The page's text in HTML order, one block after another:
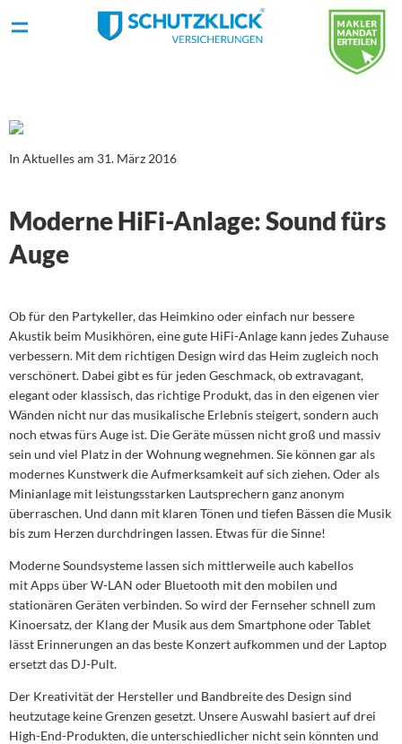
In Aktuelles am 31. März 2016
Moderne HiFi-Anlage: Sound fürs
Auge
Ob für den Partykeller, das Heimkino oder einfach nur bessere
Akustik beim Musikhören, eine gute HiFi-Anlage kann jedes Zuhause
verbessern. Mit dem richtigen Design wird das Heim zugleich noch
verschönert. Dabei gibt es für jeden Geschmack, ob extravagant,
elegant oder klassisch, das richtige Produkt, das in den eigenen vier
Wänden nicht nur das musikalische Erlebnis steigert, sondern auch
noch etwas fürs Auge ist. Die Geräte müssen nicht groß und massiv
sein und viel Platz in der Wohnung wegnehmen. Sie können gar als
modernes Kunstwerk die Aufmerksamkeit auf sich ziehen. Oder als
Minianlage mit leistungsstarken Lautsprechern ganz anonym
überraschen. Und dann mit klaren Tönen und tiefen Bässen die Musik
bis zum Herzen durchdringen lassen. Etwas für die Sinne!
Moderne Soundsysteme lassen sich mittlerweile auch kabellos
mit Apps über W-LAN oder Bluetooth mit den mobilen und
stationären Geräten verbinden. So wird der Fernseher schnell zum
Kinoersatz, der Klang der Musik aus dem Smartphone oder Tablet
lässt Erinnerungen an das beste Konzert aufkommen und der Laptop
ersetzt das DJ-Pult.
Der Kreativität der Hersteller und Bandbreite des Design sind
heutzutage keine Grenzen gesetzt. Unsere Auswahl basiert auf drei
High-End-Produkten, die unterschiedlicher nicht sein könnten und